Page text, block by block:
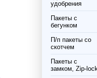
удобрения
Пакеты с
бегунком
П/п пакеты со
скотчем
Пакеты с
замком, Zip-